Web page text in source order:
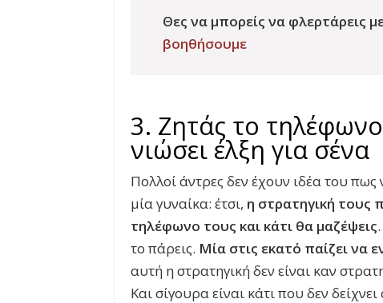
Θες να μπορείς να φλερτάρεις
βοηθήσουμε
3. Ζητάς το
νιώσει έλξη για σένα
Πολλοί άντρες δεν έχουν ιδέα του
μία γυναίκα: έτσι, η στρατηγική τους
τηλέφωνο τους και κάτι θα μαζέψεις
το πάρεις. Μία στις εκατό παίζει να
αυτή η στρατηγική δεν είναι καν
Και σίγουρα είναι κάτι που δεν